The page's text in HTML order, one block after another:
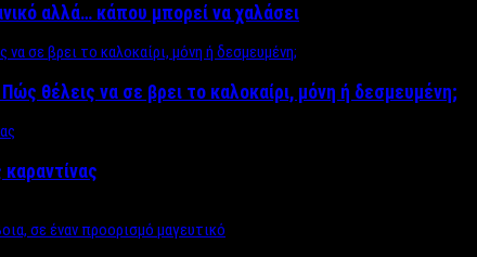
αλλά… κάπου μπορεί να χαλάσει
θέλεις να σε βρει το καλοκαίρι, μόνη ή δεσμευμένη;